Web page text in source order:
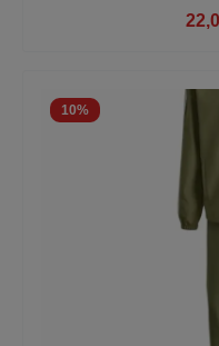
10%